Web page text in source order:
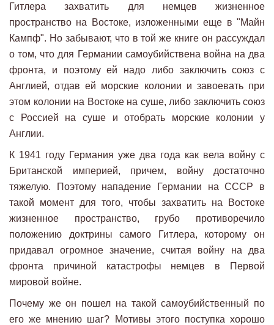
Гитлера захватить для немцев жизненное
пространство на Востоке, изложенными еще в "Майн
Кампф". Но забывают, что в той же книге он рассуждал
о том, что для Германии самоубийствена война на два
фронта, и поэтому ей надо либо заключить союз с
Англией, отдав ей морские колонии и завоевать при
этом колонии на Востоке на суше, либо заключить союз
с Россией на суше и отобрать морские колонии у
Англии.
К 1941 году Германия уже два года как вела войну с
Британской империей, причем, войну достаточно
тяжелую. Поэтому нападение Германии на СССР в
такой момент для того, чтобы захватить на Востоке
жизненное пространство, грубо противоречило
положению доктрины самого Гитлера, которому он
придавал огромное значение, считая войну на два
фронта причиной катастрофы немцев в Первой
мировой войне.
Почему же он пошел на такой самоубийственный по
его же мнению шаг? Мотивы этого поступка хорошо